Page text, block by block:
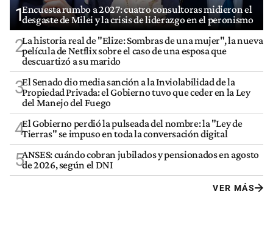
1Encuesta rumbo a 2027: cuatro consultoras midieron el
desgaste de Milei y la crisis de liderazgo en el peronismo
2La historia real de "Elize: Sombras de una mujer", la nueva
película de Netflix sobre el caso de una esposa que
descuartizó a su marido
3El Senado dio media sanción a la Inviolabilidad de la
Propiedad Privada: el Gobierno tuvo que ceder en la Ley
del Manejo del Fuego
4El Gobierno perdió la pulseada del nombre: la "Ley de
Tierras" se impuso en toda la conversación digital
5ANSES: cuándo cobran jubilados y pensionados en agosto
de 2026, según el DNI
VER MÁS